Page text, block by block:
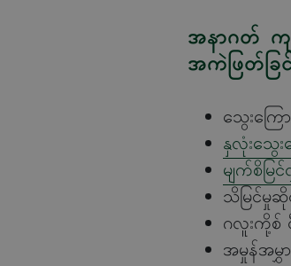
အနာဂတ် က
အကဲဖြတ်ခြ
သွေးကြေ
နှလုံးသွေး
မျက်စိမြ
သိမြင်မှု
ဂလူးကို့စ်
အမှုန်အမွှာ